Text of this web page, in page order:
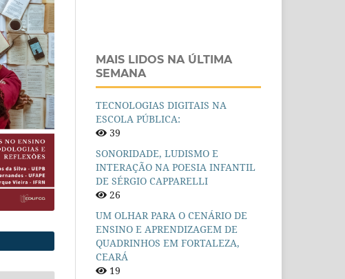
MAIS LIDOS NA ÚLTIMA
SEMANA
TECNOLOGIAS DIGITAIS NA
ESCOLA PÚBLICA:
39
SONORIDADE, LUDISMO E
INTERAÇÃO NA POESIA INFANTIL
DE SÉRGIO CAPPARELLI
26
UM OLHAR PARA O CENÁRIO DE
ENSINO E APRENDIZAGEM DE
QUADRINHOS EM FORTALEZA,
CEARÁ
19